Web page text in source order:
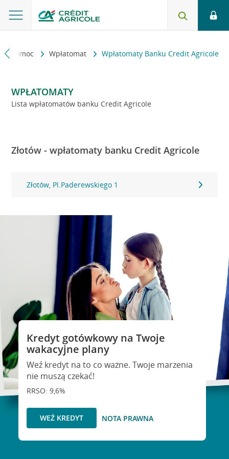
i pomoc Wpłatomat Wpłatomaty Banku Credit Agricole
WPŁATOMATY
Lista wpłatomatów banku Credit Agricole
Złotów - wpłatomaty banku Credit Agricole
Złotów, Pl.Paderewskiego 1
Kredyt gotówkowy na Twoje
wakacyjne plany
Weź kredyt na to co ważne. Twoje marzenia
nie muszą czekać!
RRSO: 9,6%
WEŹ KREDYT NOTA PRAWNA